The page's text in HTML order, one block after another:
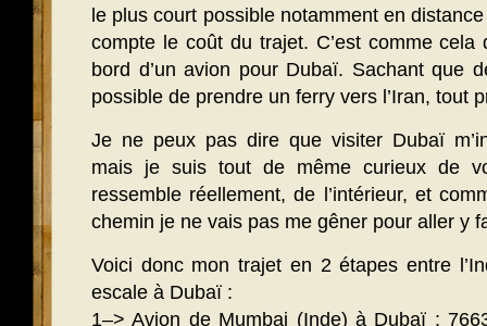
le plus court possible notamment en
compte le coût du trajet. C’est comme
bord d’un avion pour Dubaï. Sachant que
possible de prendre un ferry vers l’Iran, tout
Je ne peux pas dire que visiter Dubaï
mais je suis tout de même curieux de
ressemble réellement, de l’intérieur, et
chemin je ne vais pas me gêner pour aller y
Voici donc mon trajet en 2 étapes entre
escale à Dubaï :
1–>Avion de Mumbai (Inde) à Dubaï :